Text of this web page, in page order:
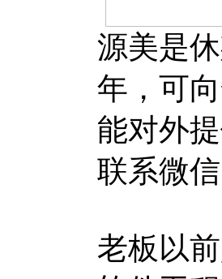
源美是
年，可
能对外
联系微
老板以